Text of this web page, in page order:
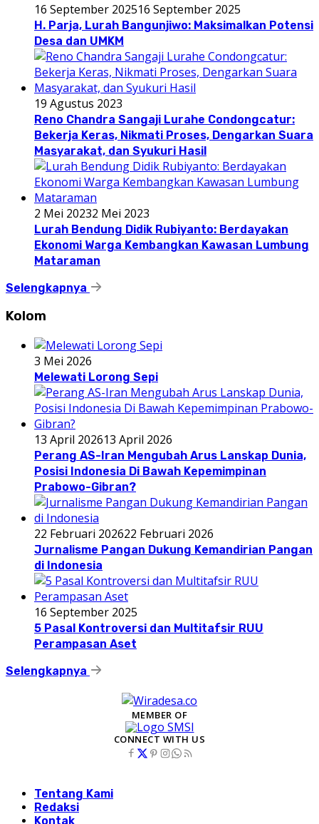
16 September 202516 September 2025
H. Parja, Lurah Bangunjiwo: Maksimalkan Potensi
Desa dan UMKM
19 Agustus 2023
Reno Chandra Sangaji Lurahe Condongcatur:
Bekerja Keras, Nikmati Proses, Dengarkan Suara
Masyarakat, dan Syukuri Hasil
2 Mei 20232 Mei 2023
Lurah Bendung Didik Rubiyanto: Berdayakan
Ekonomi Warga Kembangkan Kawasan Lumbung
Mataraman
Selengkapnya
Kolom
3 Mei 2026
Melewati Lorong Sepi
13 April 202613 April 2026
Perang AS-Iran Mengubah Arus Lanskap Dunia,
Posisi Indonesia Di Bawah Kepemimpinan
Prabowo-Gibran?
22 Februari 202622 Februari 2026
Jurnalisme Pangan Dukung Kemandirian Pangan
di Indonesia
16 September 2025
5 Pasal Kontroversi dan Multitafsir RUU
Perampasan Aset
Selengkapnya
MEMBER OF
CONNECT WITH US
Tentang Kami
Redaksi
Kontak